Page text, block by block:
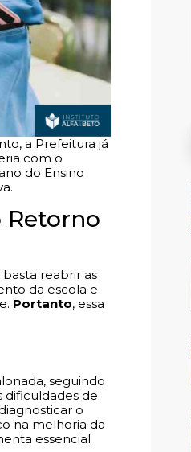
a Prefeitura já
com o
do Ensino
Retorno
reabrir as
da escola e
Portanto, essa
seguindo
dificuldades de
o
na melhoria da
essencial